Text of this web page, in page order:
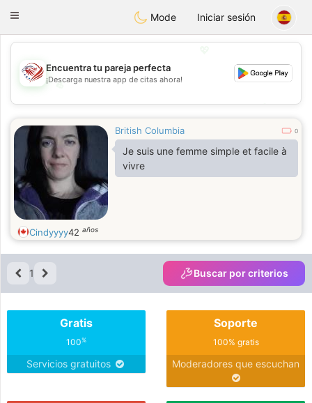
StatesDating
Toggle
Mode Iniciar sesión
💖
💕
Encuentra tu pareja perfecta
¡Descarga nuestra app de citas ahora!
British Columbia 0
Je suis une femme simple et facile à
vivre
Cindyyyy42 años
1 Buscar por criterios
Gratis
100%
Servicios gratuitos
Soporte
100% gratis
Moderadores que escuchan